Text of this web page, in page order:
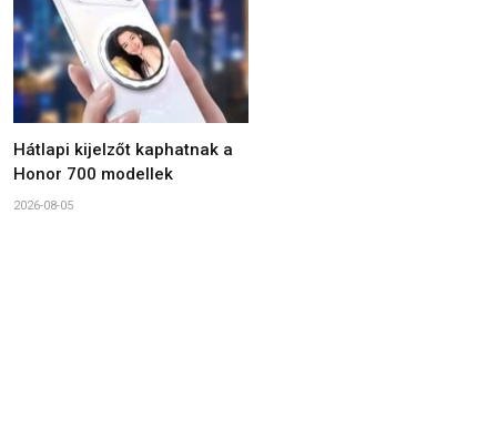
Hátlapi kijelzőt kaphatnak a
Honor 700 modellek
2026-08-05